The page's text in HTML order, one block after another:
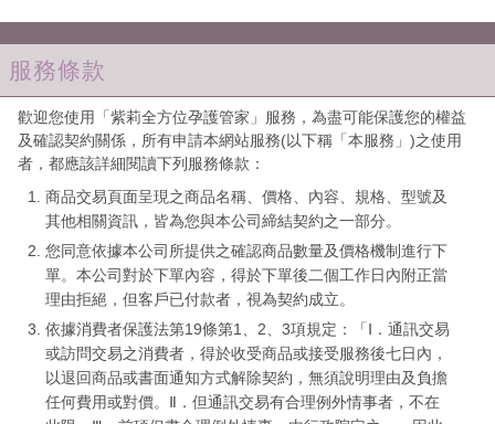
服務條款
歡迎您使用「紫莉全方位孕護管家」服務，為盡可能保護您的權益
及確認契約關係，所有申請本網站服務(以下稱「本服務」)之使用
者，都應該詳細閱讀下列服務條款：
商品交易頁面呈現之商品名稱、價格、內容、規格、型號及
其他相關資訊，皆為您與本公司締結契約之一部分。
您同意依據本公司所提供之確認商品數量及價格機制進行下
單。本公司對於下單內容，得於下單後二個工作日內附正當
理由拒絕，但客戶已付款者，視為契約成立。
依據消費者保護法第19條第1、2、3項規定：「Ⅰ．通訊交易
或訪問交易之消費者，得於收受商品或接受服務後七日內，
以退回商品或書面通知方式解除契約，無須說明理由及負擔
任何費用或對價。Ⅱ．但通訊交易有合理例外情事者，不在